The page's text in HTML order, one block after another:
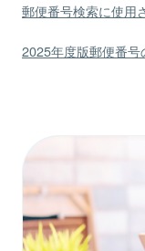
郵便番号検索に使用
2025年度版郵便番号